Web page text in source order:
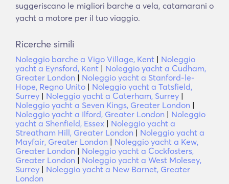
suggeriscano le migliori barche a vela, catamarani o
yacht a motore per il tuo viaggio.
Ricerche simili
Noleggio barche a Vigo Village, Kent | Noleggio
yacht a Eynsford, Kent | Noleggio yacht a Cudham,
Greater London | Noleggio yacht a Stanford-le-
Hope, Regno Unito | Noleggio yacht a Tatsfield,
Surrey | Noleggio yacht a Caterham, Surrey |
Noleggio yacht a Seven Kings, Greater London |
Noleggio yacht a Ilford, Greater London | Noleggio
yacht a Shenfield, Essex | Noleggio yacht a
Streatham Hill, Greater London | Noleggio yacht a
Mayfair, Greater London | Noleggio yacht a Kew,
Greater London | Noleggio yacht a Cockfosters,
Greater London | Noleggio yacht a West Molesey,
Surrey | Noleggio yacht a New Barnet, Greater
London